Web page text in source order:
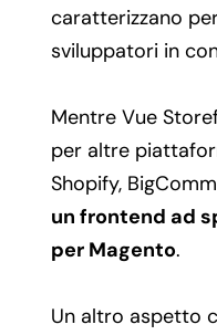
caratterizzano
sviluppatori in
Mentre Vue
per altre
Shopify,
un frontend ad
per Magento.
Un altro aspetto